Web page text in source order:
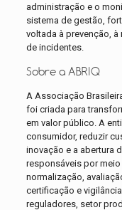
administração e o
sistema de gestão,
voltada à prevenção,
de incidentes.
Sobre a ABRIQ
A Associação
foi criada para
em valor público. A
consumidor, reduzir
inovação e a abertura
responsáveis por
normalização,
certificação e
reguladores, setor